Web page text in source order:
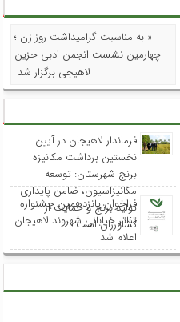
« به مناسبت گرامیداشت روز زن ؛
چهارمین نشست انجمن ادبی حزین
لاهیجی برگزار شد
فرماندار لاهیجان در آیین
نخستین برداشت مکانیزه
برنج شهرستان: توسعه
مکانیزاسیون، ضامن پایداری
تولید برنج و حمایت از
کشاورزان است
فراخوان پانزدهمین جشنواره
تئاتر خیابانی شهروند لاهیجان
اعلام شد